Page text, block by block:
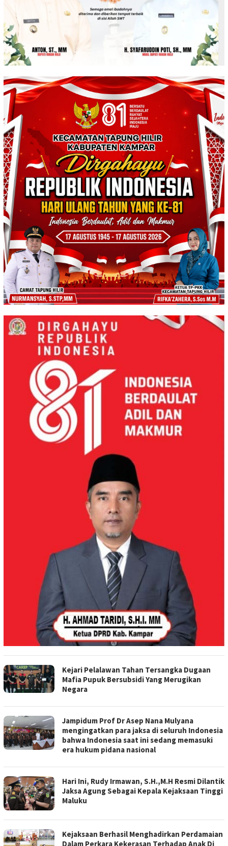
Kejari Pelalawan Tahan Tersangka Dugaan
Mafia Pupuk Bersubsidi Yang Merugikan
Negara
Jampidum Prof Dr Asep Nana Mulyana
mengingatkan para jaksa di seluruh Indonesia
bahwa Indonesia saat ini sedang memasuki
era hukum pidana nasional
Hari Ini, Rudy Irmawan, S.H.,M.H Resmi Dilantik
Jaksa Agung Sebagai Kepala Kejaksaan Tinggi
Maluku
Kejaksaan Berhasil Menghadirkan Perdamaian
Dalam Perkara Kekerasan Terhadap Anak Di